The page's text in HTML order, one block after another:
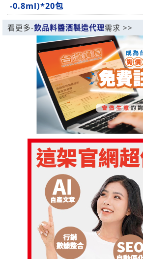
-0.8ml)*20包
看更多-飲品料醬酒製造代理需求 >>